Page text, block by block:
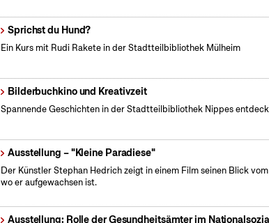
Sprichst du Hund?
Ein Kurs mit Rudi Rakete in der Stadtteilbibliothek Mülheim
Bilderbuchkino und Kreativzeit
Spannende Geschichten in der Stadtteilbibliothek Nippes
Ausstellung – "Kleine Paradiese"
Der Künstler Stephan Hedrich zeigt in einem Film seinen Blick
wo er aufgewachsen ist.
Ausstellung: Rolle der Gesundheitsämter im